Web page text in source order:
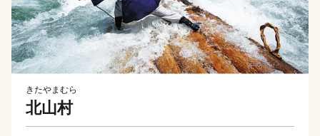
きたやまむら
北山村